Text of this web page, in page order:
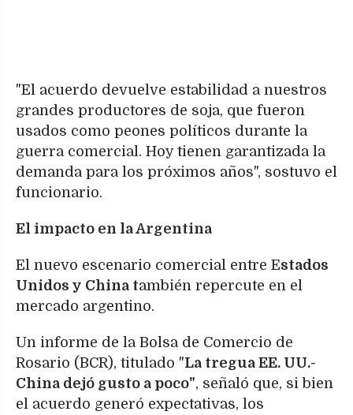
"El acuerdo devuelve estabilidad a nuestros
grandes productores de soja, que fueron
usados como peones políticos durante la
guerra comercial. Hoy tienen garantizada la
demanda para los próximos años", sostuvo el
funcionario.
El impacto en la Argentina
El nuevo escenario comercial entre Estados
Unidos y China también repercute en el
mercado argentino.
Un informe de la Bolsa de Comercio de
Rosario (BCR), titulado "La tregua EE. UU.-
China dejó gusto a poco", señaló que, si bien
el acuerdo generó expectativas, los